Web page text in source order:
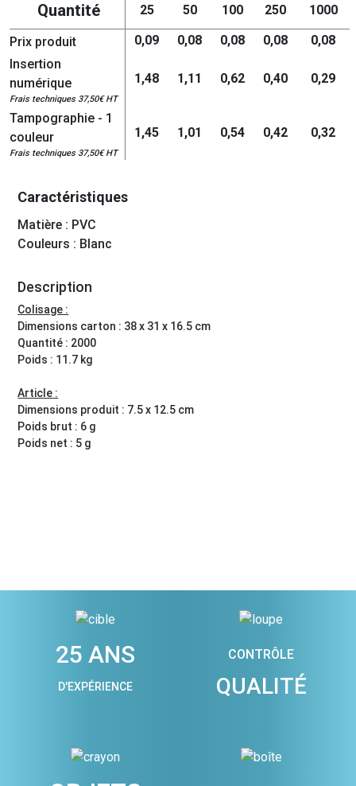
Quantité 25 50 100 250 1000
Prix produit 0,09 0,08 0,08 0,08
0,08
Insertion
numérique
Frais techniques 37,50€ HT
1,48 1,11 0,62 0,40 0,29
Tampographie - 1
couleur
Frais techniques 37,50€ HT
1,45 1,01 0,54 0,42 0,32
Caractéristiques
Matière : PVC
Couleurs : Blanc
Description
Colisage :
Dimensions carton : 38 x 31 x 16.5 cm
Quantité : 2000
Poids : 11.7 kg
Article :
Dimensions produit : 7.5 x 12.5 cm
Poids brut : 6 g
Poids net : 5 g
25 ANS
D'EXPÉRIENCE
CONTRÔLE
QUALITÉ